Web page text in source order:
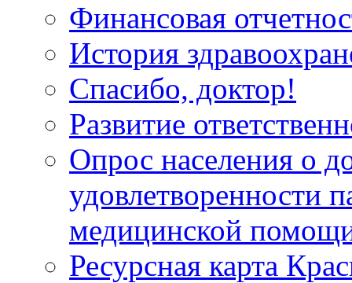
Финансовая
История
Спасибо, доктор!
Развитие
Опрос населения о
удовлетворенности
медицинской
Ресурсная карта